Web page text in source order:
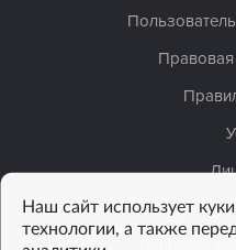
Сведения
Наш сайт использует
технологии, а также